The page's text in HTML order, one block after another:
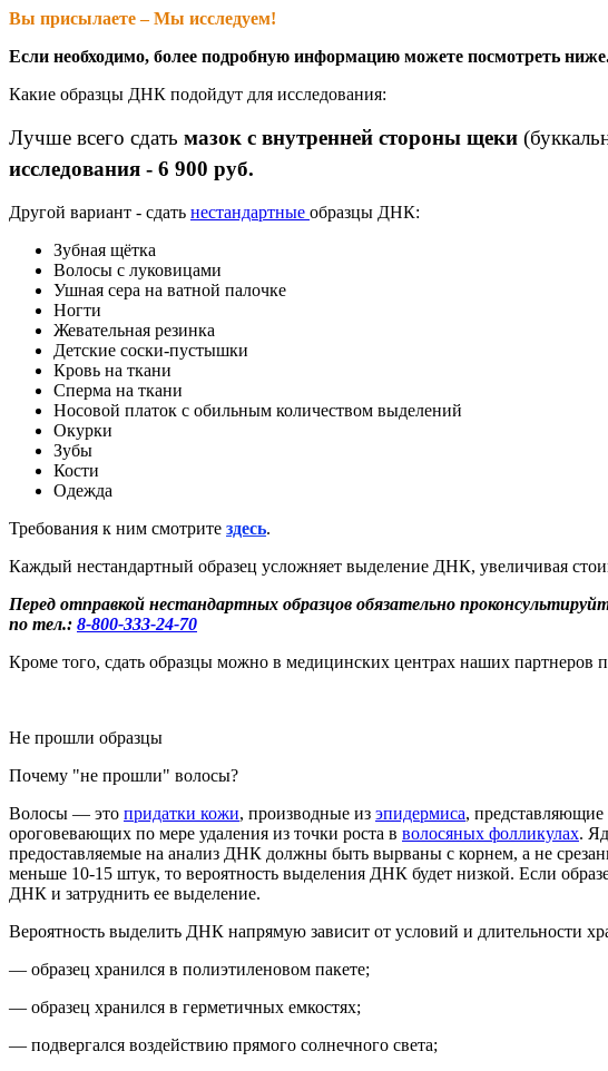
Вы присылаете – Мы исследуем!
Если необходимо, более подробную информацию можете посмотреть
Какие образцы ДНК подойдут для исследования:
Лучше всего сдать мазок с внутренней стороны щеки
исследования - 6 900 руб.
Другой вариант - сдать нестандартные образцы ДНК:
Зубная щётка
Волосы с луковицами
Ушная сера на ватной палочке
Ногти
Жевательная резинка
Детские соски-пустышки
Кровь на ткани
Сперма на ткани
Носовой платок с обильным количеством выделений
Окурки
Зубы
Кости
Одежда
Требования к ним смотрите здесь.
Каждый нестандартный образец усложняет выделение ДНК, увеличивая
Перед отправкой нестандартных образцов обязательно
по тел.: 8-800-333-24-70
Кроме того, сдать образцы можно в медицинских центрах наших партнеров
Не прошли образцы
Почему "не прошли" волосы?
Волосы — это придатки кожи, производные из эпидермиса,
ороговевающих по мере удаления из точки роста в волосяных фолликулах.
предоставляемые на анализ ДНК должны быть вырваны с корнем, а не
меньше 10-15 штук, то вероятность выделения ДНК будет низкой. Если
ДНК и затруднить ее выделение.
Вероятность выделить ДНК напрямую зависит от условий и длительности
— образец хранился в полиэтиленовом пакете;
— образец хранился в герметичных емкостях;
— подвергался воздействию прямого солнечного света;